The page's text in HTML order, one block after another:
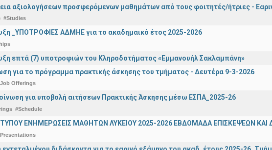
αξιολογήσεων προσφερόμενων μαθημάτων από τους φοιτητές/ήτριες -
#Studies
_ΥΠΟΤΡΟΦΙΕΣ ΑΔΜΗΕ για το ακαδημαικό έτος 2025-2026
επτά (7) υποτροφιών του Κληροδοτήματος «Εμμανουήλ Σακλαμπάνη»
για το πρόγραμμα πρακτικής άσκησης του τμήματος - Δευτέρα 9-3-2026
Offerings
για υποβολή αιτήσεων Πρακτικής Άσκησης μέσω ΕΣΠΑ_2025-26
#Schedule
ΕΝΗΜΕΡΩΣΕΙΣ ΜΑΘΗΤΩΝ ΛΥΚΕΙΟΥ 2025-2026 ΕΒΔΟΜΑΔΑ ΕΠΙΣΚΕΨΕΩΝ ΚΑΙ